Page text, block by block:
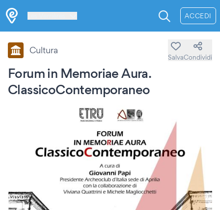
ACCEDI
Forum in Memoriae Aura.
ClassicoContemporaneo
Cultura
SalvaCondividi